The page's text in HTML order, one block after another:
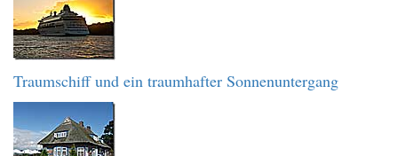
Traumschiff und ein traumhafter Sonnenuntergang